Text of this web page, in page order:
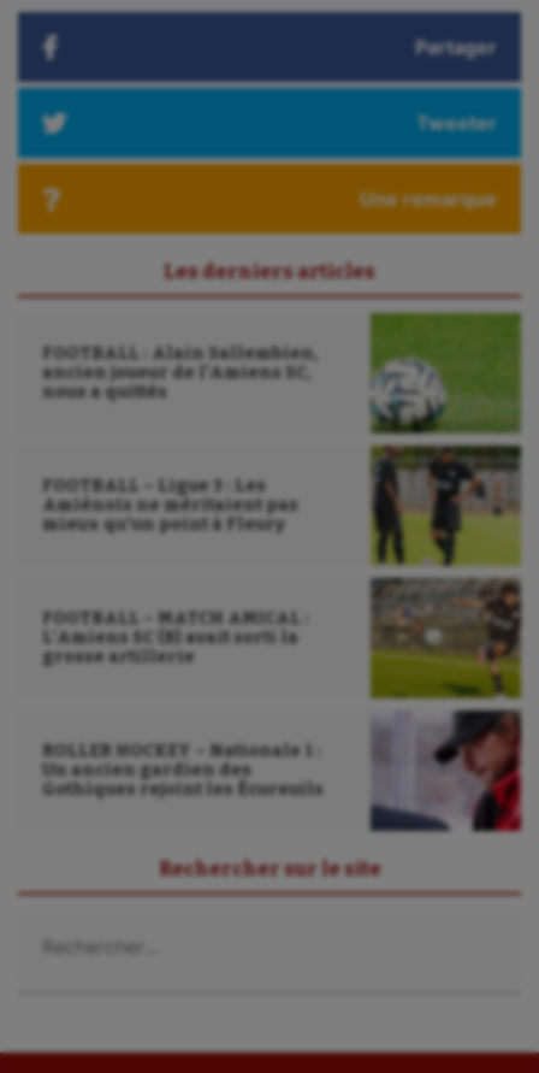
Partager
Tweeter
Une remarque
Les derniers articles
FOOTBALL : Alain Sallembien,
ancien joueur de l’Amiens SC,
nous a quittés
FOOTBALL – Ligue 3 : Les
Amiénois ne méritaient pas
mieux qu’un point à Fleury
FOOTBALL – MATCH AMICAL :
L’Amiens SC (B) avait sorti la
grosse artillerie
ROLLER HOCKEY – Nationale 1 :
Un ancien gardien des
Gothiques rejoint les Écureuils
Rechercher sur le site